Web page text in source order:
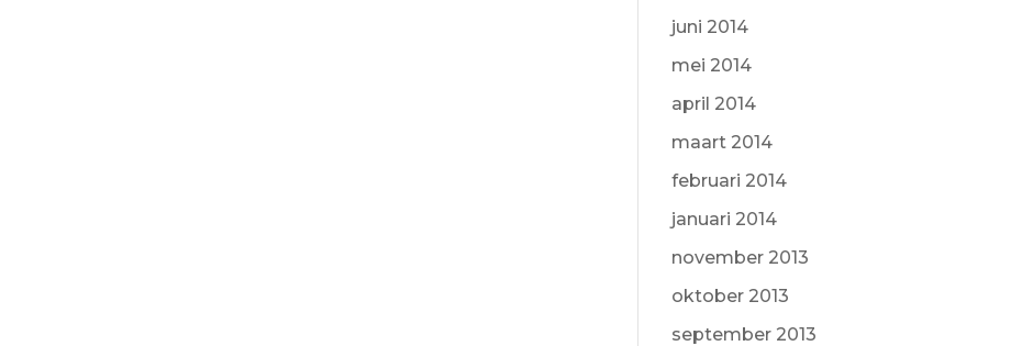
juni 2014
mei 2014
april 2014
maart 2014
februari 2014
januari 2014
november 2013
oktober 2013
september 2013